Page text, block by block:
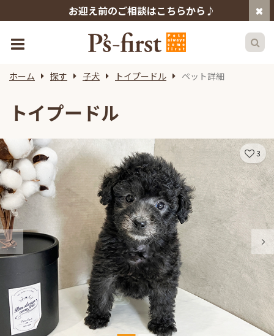
お迎え前のご相談はこちらから♪
ホーム 探す 子犬 トイプードル ペット詳細
トイプードル
3